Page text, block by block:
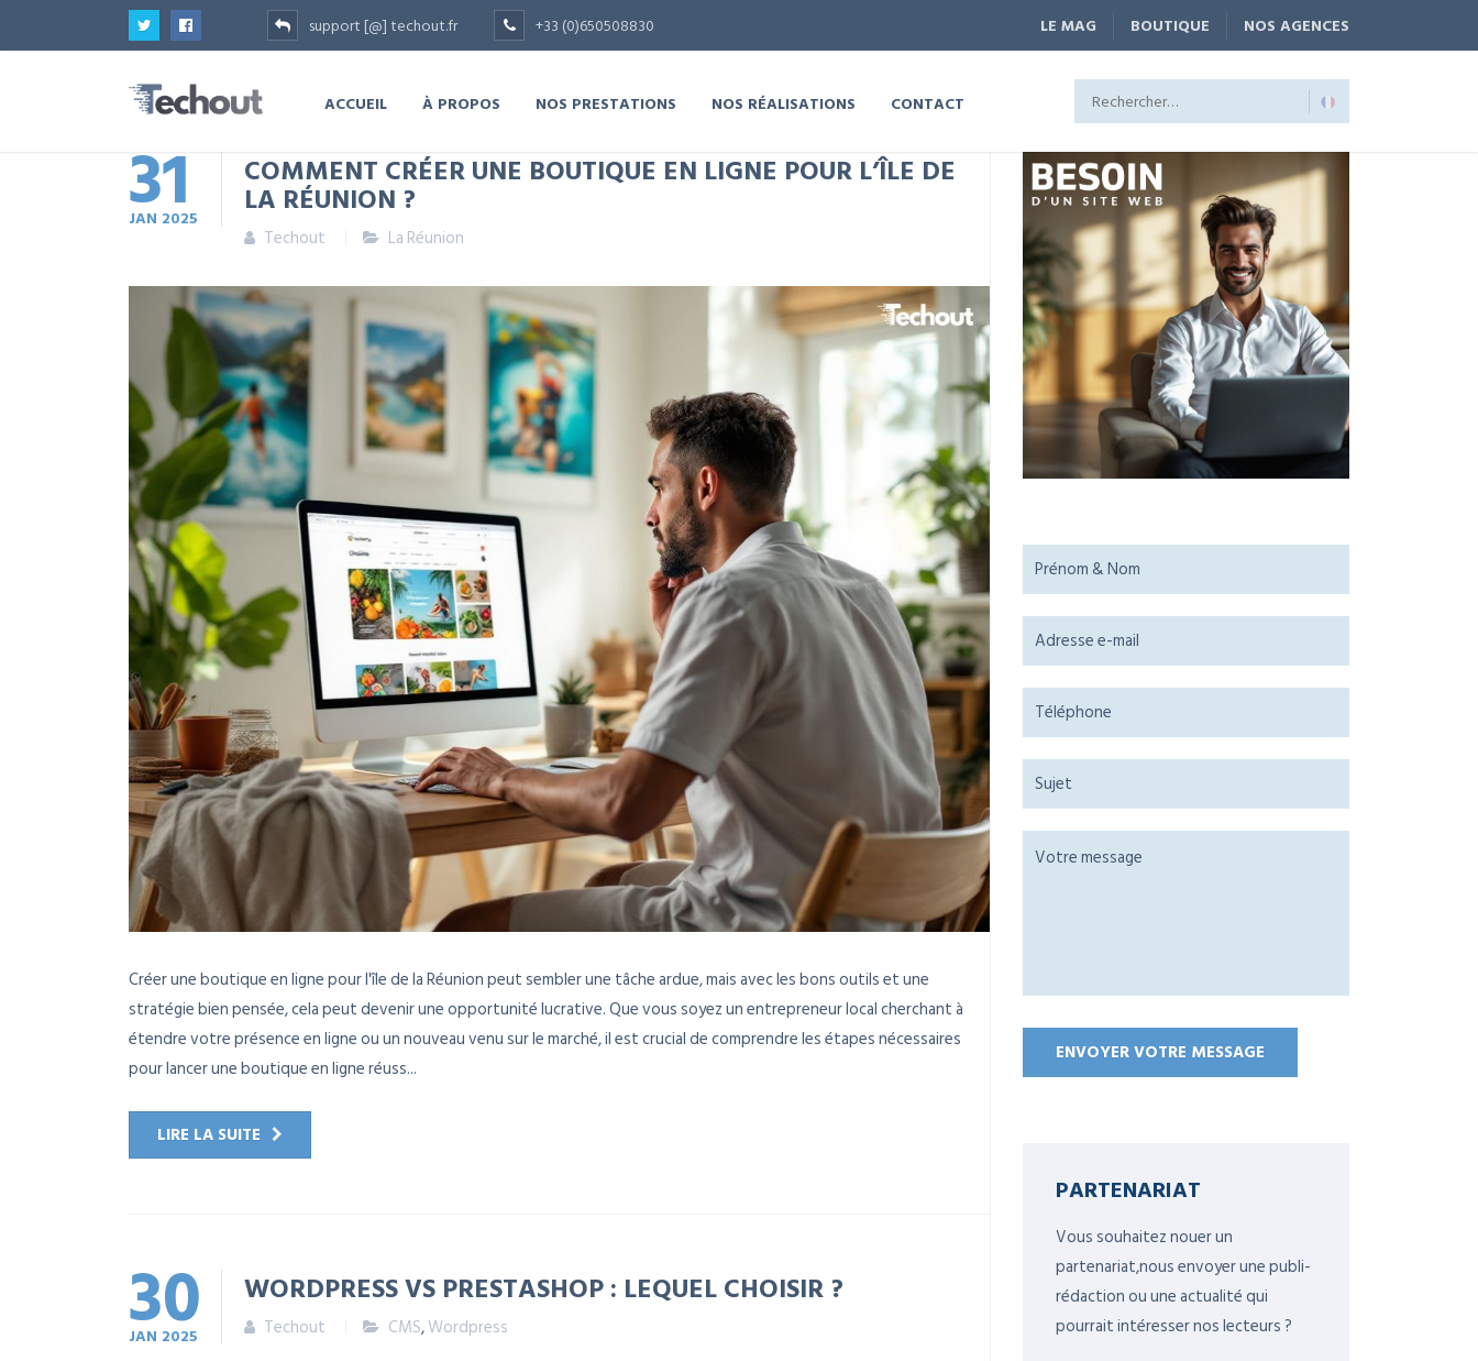
support [@] techout.fr +33 (0)650508830 LE MAG BOUTIQUE NOS AGENCES
ACCUEIL À PROPOS NOS PRESTATIONS NOS RÉALISATIONS CONTACT
31
JAN 2025
COMMENT CRÉER UNE BOUTIQUE EN LIGNE POUR L’ÎLE DE
LA RÉUNION ?
Techout La Réunion
Créer une boutique en ligne pour l'île de la Réunion peut sembler une tâche ardue, mais avec les bons outils et une
stratégie bien pensée, cela peut devenir une opportunité lucrative. Que vous soyez un entrepreneur local cherchant à
étendre votre présence en ligne ou un nouveau venu sur le marché, il est crucial de comprendre les étapes nécessaires
pour lancer une boutique en ligne réuss...
LIRE LA SUITE
30
JAN 2025
WORDPRESS VS PRESTASHOP : LEQUEL CHOISIR ?
Techout CMS,Wordpress
PARTENARIAT
Vous souhaitez nouer un
partenariat,nous envoyer une publi-
rédaction ou une actualité qui
pourrait intéresser nos lecteurs ?